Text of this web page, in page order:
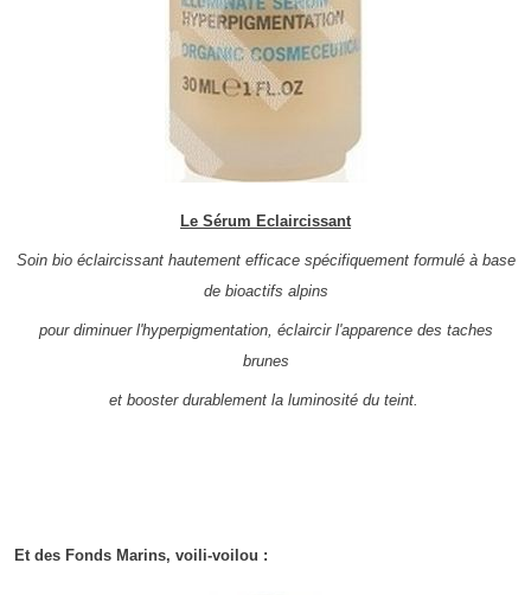
Le Sérum Eclaircissant
Soin bio éclaircissant hautement efficace spécifiquement formulé à base
de bioactifs alpins
pour diminuer l'hyperpigmentation, éclaircir l'apparence des taches
brunes
et booster durablement la luminosité du teint.
Et des Fonds Marins, voili-voilou :